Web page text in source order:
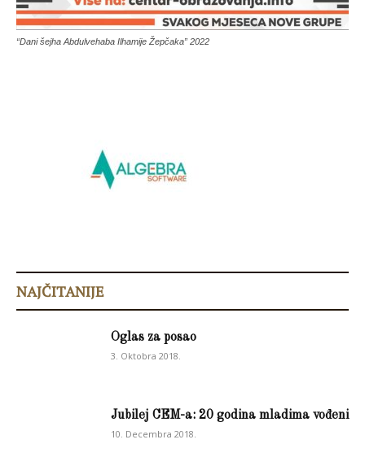
“Dani šejha Abdulvehaba Ilhamije Žepčaka” 2022
NAJČITANIJE
Oglas za posao
3. Oktobra 2018.
Jubilej CEM-a: 20 godina mladima vođeni
10. Decembra 2018.